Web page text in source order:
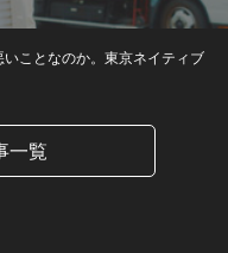
ことなのか。東京ネイティブ
一覧